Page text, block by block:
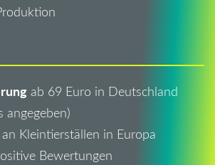
ab 69 Euro in Deutschland
angegeben)
an Kleintierställen in Europa
Bewertungen